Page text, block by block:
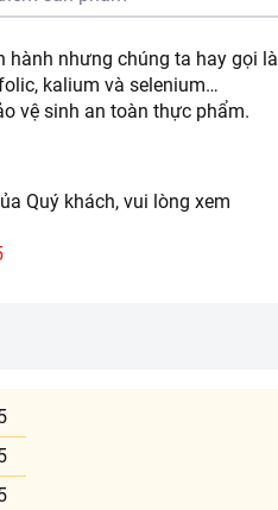
hành nhưng chúng ta hay gọi là
kalium và selenium…
vệ sinh an toàn thực phẩm.
Quý khách, vui lòng xem